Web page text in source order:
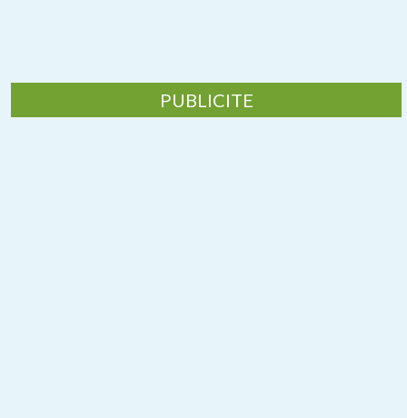
PUBLICITE